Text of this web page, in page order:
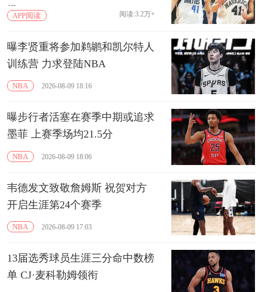
场APP阅读 阅读:3.2万+
曝李贤重将参加鹈鹕和凯尔特人
训练营 力求登陆NBA
NBA 2026-08-09 18:16
曝步行者活塞在赛季中期或追求
墨菲 上赛季场均21.5分
NBA 2026-08-09 18:06
韦德发文致敬詹姆斯 祝贺对方
开启生涯第24个赛季
NBA 2026-08-09 17:03
13届选秀球员生涯三分命中数榜
单 CJ·麦科勒姆领衔